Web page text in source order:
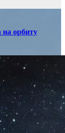
орбиту